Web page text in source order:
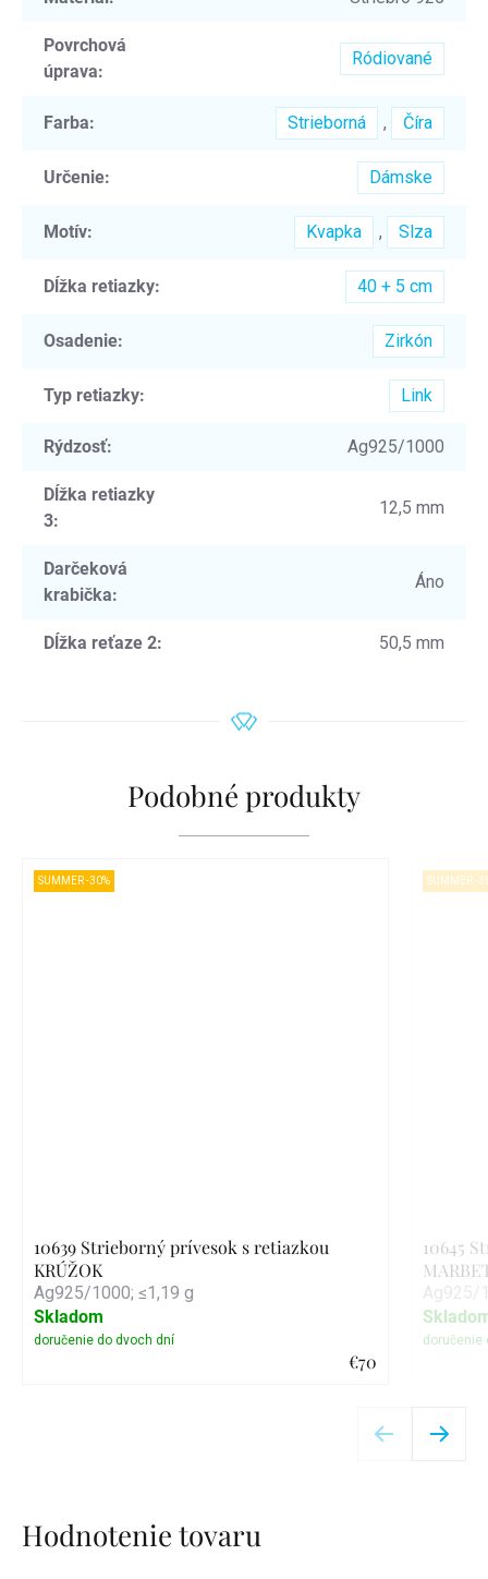
Povrchová
úprava:
Ródiované
Farba: Strieborná , Číra
Určenie: Dámske
Motív: Kvapka , Slza
Dĺžka retiazky: 40 + 5 cm
Osadenie: Zirkón
Typ retiazky: Link
Rýdzosť: Ag925/1000
Dĺžka retiazky
3:
12,5 mm
Darčeková
krabička:
Áno
Dĺžka reťaze 2: 50,5 mm
Podobné produkty
SUMMER -30%
10639 Strieborný prívesok s retiazkou
KRÚŽOK
Ag925/1000; ≤1,19 g
€70
Skladom
SUMMER -
10645
Hodnotenie tovaru